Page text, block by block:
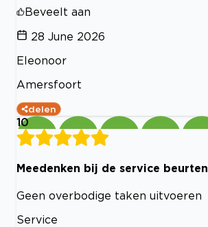
Beveelt aan
28 June 2026
Eleonoor
Amersfoort
delen
10
Meedenken bij de service beurten
Geen overbodige taken uitvoeren
Service